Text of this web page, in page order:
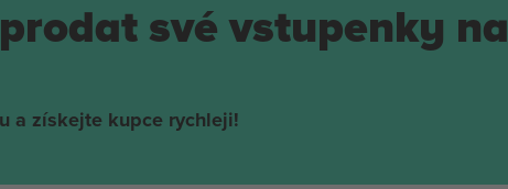
své vstupenky na
a získejte kupce rychleji!